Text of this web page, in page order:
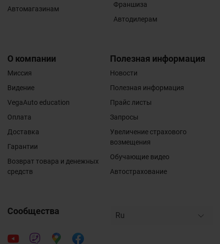
Автомагазинам
Франшиза
Автодилерам
О компании
Миссия
Видение
VegaAuto education
Оплата
Доставка
Гарантии
Возврат товара и денежных
средств
Полезная информация
Новости
Полезная информация
Прайс листы
Запросы
Увеличение страхового
возмещения
Обучающие видео
Автострахование
Сообщества